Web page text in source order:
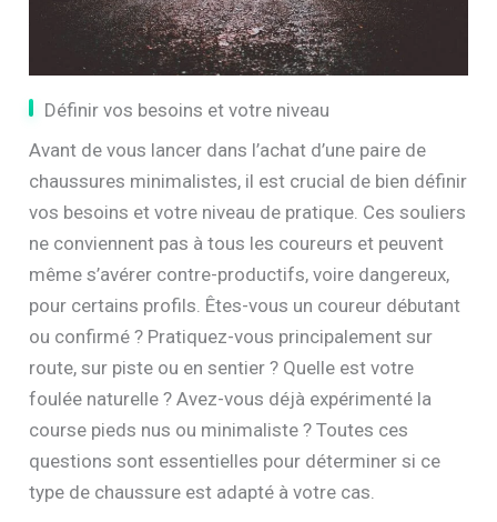
Définir vos besoins et votre niveau
Avant de vous lancer dans l’achat d’une paire de
chaussures minimalistes, il est crucial de bien définir
vos besoins et votre niveau de pratique. Ces souliers
ne conviennent pas à tous les coureurs et peuvent
même s’avérer contre-productifs, voire dangereux,
pour certains profils. Êtes-vous un coureur débutant
ou confirmé ? Pratiquez-vous principalement sur
route, sur piste ou en sentier ? Quelle est votre
foulée naturelle ? Avez-vous déjà expérimenté la
course pieds nus ou minimaliste ? Toutes ces
questions sont essentielles pour déterminer si ce
type de chaussure est adapté à votre cas.